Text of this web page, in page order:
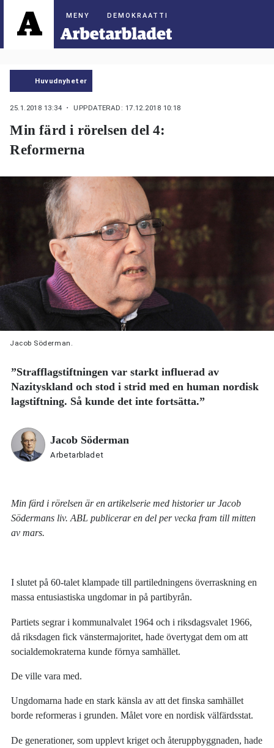
DEMOKRAATTI
Huvudnyheter
25.1.2018 13:34 ・ UPPDATERAD: 17.12.2018 10:18
Min färd i rörelsen del 4:
Reformerna
Jacob Söderman.
”Strafflagstiftningen var starkt influerad av
Nazityskland och stod i strid med en human nordisk
lagstiftning. Så kunde det inte fortsätta.”
Jacob Söderman
Arbetarbladet
Min färd i rörelsen är en artikelserie med historier ur Jacob
Södermans liv. ABL publicerar en del per vecka fram till mitten
av mars.
I slutet på 60-talet klampade till partiledningens överraskning en
massa entusiastiska ungdomar in på partibyrån.
Partiets segrar i kommunalvalet 1964 och i riksdagsvalet 1966,
då riksdagen fick vänstermajoritet, hade övertygat dem om att
socialdemokraterna kunde förnya samhället.
De ville vara med.
Ungdomarna hade en stark känsla av att det finska samhället
borde reformeras i grunden. Målet vore en nordisk välfärdsstat.
De generationer, som upplevt kriget och återuppbyggnaden, hade